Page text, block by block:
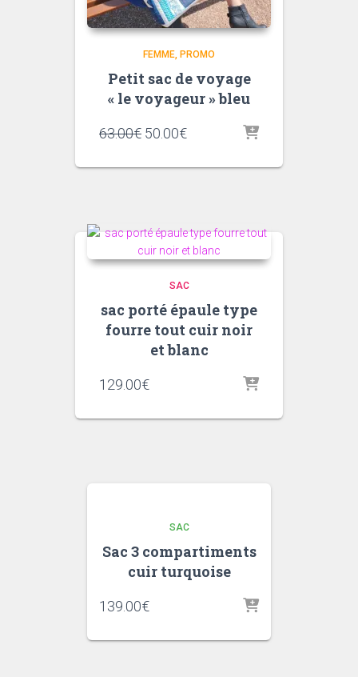
FEMME PROMO
Petit sac de voyage
« le voyageur » bleu
63.00€ Le
initial
50.00€Le
actuel
SAC
sac porté épaule type
fourre tout cuir noir
et blanc
129.00€